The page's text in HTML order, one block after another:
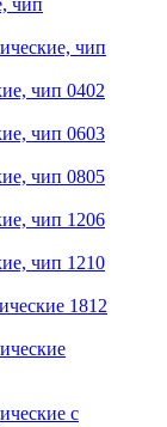
чип
чип 0402
чип 0603
чип 0805
чип 1206
чип 1210
1812
с